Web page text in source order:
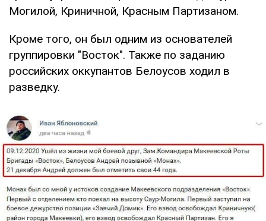
Могилой, Криничной, Красным Партизаном.
Кроме того, он был одним из основателей
группировки "Восток". Также по заданию
российских оккупантов Белоусов ходил в
разведку.